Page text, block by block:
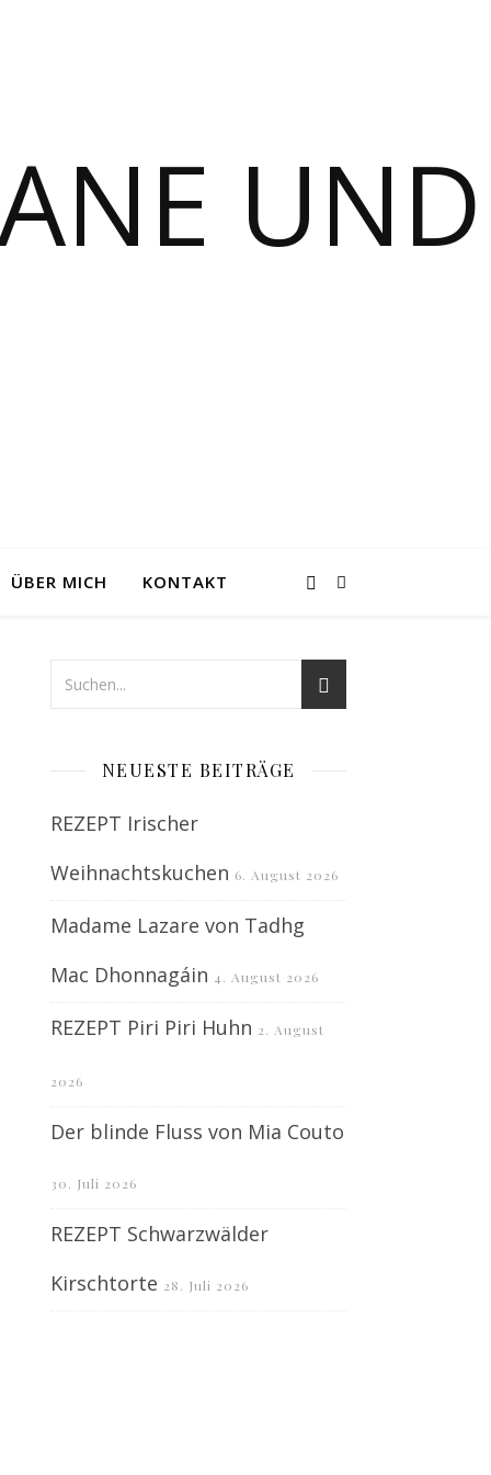
UND
ÜBER MICH KONTAKT
NEUESTE BEITRÄGE
REZEPT Irischer
Weihnachtskuchen 6. August 2026
Madame Lazare von Tadhg
Mac Dhonnagáin 4. August 2026
REZEPT Piri Piri Huhn 2. August
2026
Der blinde Fluss von Mia Couto
30. Juli 2026
REZEPT Schwarzwälder
Kirschtorte 28. Juli 2026